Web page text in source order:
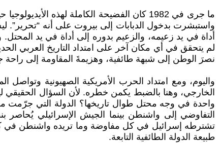
ما جرى في 1982 كان الفضيحة الكاملة لهذه
واستبشرت بدخول الدبابات إلى بيروت على أنه “تحرير”.
لم يتحقق في أي مكان آخر على امتداد التاريخ العربي
نصرَ الوطن إلى شبهة طائفية، وهزيمةَ المقاومة إلى راحة
واليوم، ومع امتداد الحرب الأمريكية الصهيونية
الخارجي، وهنا بالضبط يكمن خطره. لأن السؤال
واحدة في وجه محتل طوال تاريخها؟ الدولة التي جرّمت
التفاوضي إلى واشنطن بينما الجيش الإسرائيلي
تشترطه إسرائيل في كل مفاوضة وما تريده واشنطن في كل
طبيعة الدولة الطائفية التابعة.